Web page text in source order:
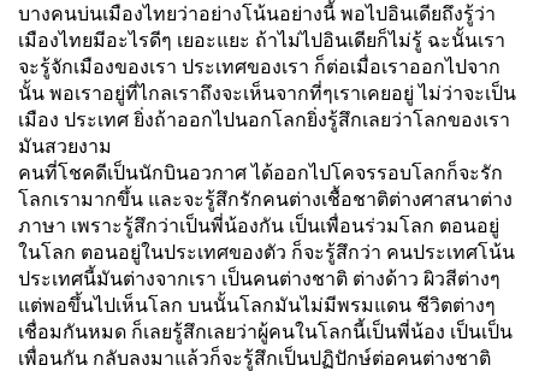
บางคนบ่นเมืองไทยว่าอย่างโน้นอย่างนี้ พอไปอินเดียถึงรู้ว่า
เมืองไทยมีอะไรดีๆ เยอะแยะ ถ้าไม่ไปอินเดียก็ไม่รู้ ฉะนั้นเรา
จะรู้จักเมืองของเรา ประเทศของเรา ก็ต่อเมื่อเราออกไปจาก
นั้น พอเราอยู่ที่ไกลเราถึงจะเห็นจากที่ๆเราเคยอยู่ ไม่ว่าจะเป็น
เมือง ประเทศ ยิ่งถ้าออกไปนอกโลกยิ่งรู้สึกเลยว่าโลกของเรา
มันสวยงาม
คนที่โชคดีเป็นนักบินอวกาศ ได้ออกไปโคจรรอบโลกก็จะรัก
โลกเรามากขึ้น และจะรู้สึกรักคนต่างเชื้อชาติต่างศาสนาต่าง
ภาษา เพราะรู้สึกว่าเป็นพี่น้องกัน เป็นเพื่อนร่วมโลก ตอนอยู่
ในโลก ตอนอยู่ในประเทศของตัว ก็จะรู้สึกว่า คนประเทศโน้น
ประเทศนี้มันต่างจากเรา เป็นคนต่างชาติ ต่างด้าว ผิวสีต่างๆ
แต่พอขึ้นไปเห็นโลก บนนั้นโลกมันไม่มีพรมแดน ชีวิตต่างๆ
เชื่อมกันหมด ก็เลยรู้สึกเลยว่าผู้คนในโลกนี้เป็นพี่น้อง เป็นเป็น
เพื่อนกัน กลับลงมาแล้วก็จะรู้สึกเป็นปฏิปักษ์ต่อคนต่างชาติ